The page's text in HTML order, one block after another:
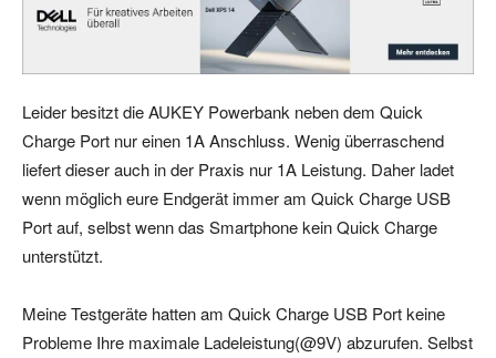
Leider besitzt die AUKEY Powerbank neben dem Quick
Charge Port nur einen 1A Anschluss. Wenig überraschend
liefert dieser auch in der Praxis nur 1A Leistung. Daher ladet
wenn möglich eure Endgerät immer am Quick Charge USB
Port auf, selbst wenn das Smartphone kein Quick Charge
unterstützt.
Meine Testgeräte hatten am Quick Charge USB Port keine
Probleme Ihre maximale Ladeleistung(@9V) abzurufen. Selbst